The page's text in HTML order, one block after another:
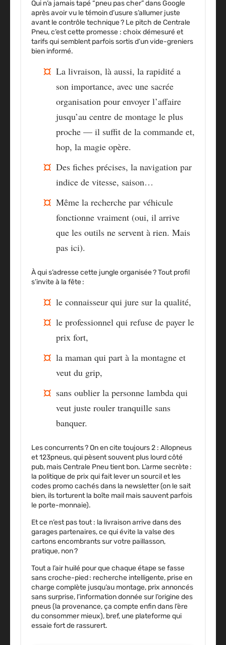
Qui n’a jamais tapé “pneu pas cher” dans Google
après avoir vu le témoin d’usure s’allumer juste
avant le contrôle technique ? Le pitch de Centrale
Pneu, c’est cette promesse : choix démesuré et
tarifs qui semblent parfois sortis d’un vide-greniers
bien informé.
La livraison, là aussi, la rapidité a
son importance, avec une sacrée
organisation pour envoyer l’affaire
jusqu’au centre de montage le plus
proche — il suffit de la commande et,
hop, la magie opère.
Des fiches précises, la navigation par
indice de vitesse, saison…
Même la recherche par véhicule
fonctionne vraiment (oui, il arrive
que les outils ne servent à rien. Mais
pas ici).
À qui s’adresse cette jungle organisée ? Tout profil
s’invite à la fête :
le connaisseur qui jure sur la qualité,
le professionnel qui refuse de payer le
prix fort,
la maman qui part à la montagne et
veut du grip,
sans oublier la personne lambda qui
veut juste rouler tranquille sans
banquer.
Les concurrents ? On en cite toujours 2 : Allopneus
et 123pneus, qui pèsent souvent plus lourd côté
pub, mais Centrale Pneu tient bon. L’arme secrète :
la politique de prix qui fait lever un sourcil et les
codes promo cachés dans la newsletter (on le sait
bien, ils torturent la boîte mail mais sauvent parfois
le porte-monnaie).
Et ce n’est pas tout : la livraisonarrive dans des
garages partenaires, ce qui évite la valse des
cartons encombrants sur votre paillasson,
pratique, non ?
Tout a l’air huilé pour que chaque étape se fasse
sans croche-pied : recherche intelligente, prise en
charge complète jusqu’au montage, prix annoncés
sans surprise, l’information donnée sur l’origine des
pneus (la provenance, ça compte enfin dans l’ère
du consommer mieux), bref, une plateforme qui
essaie fort de rassurert.